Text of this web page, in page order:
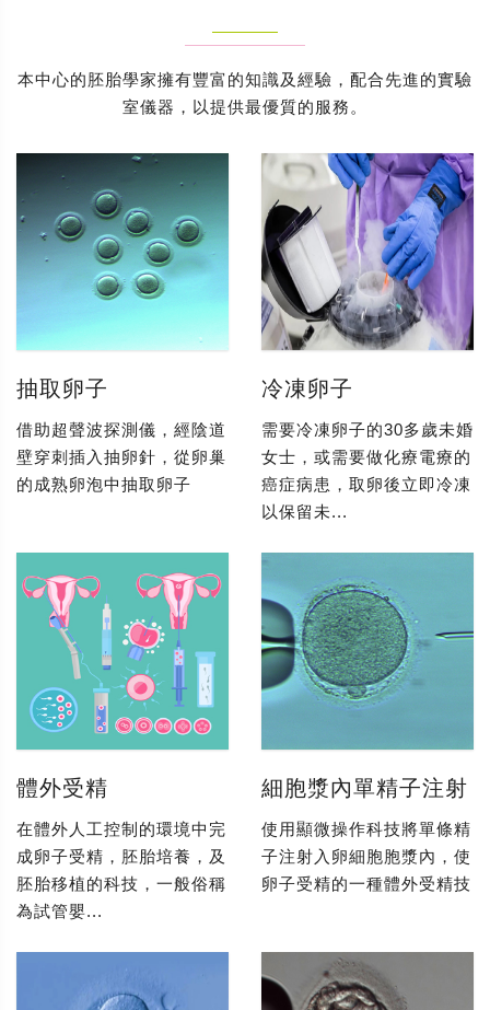
本中心的胚胎學家擁有豐富的知識及經驗，配合先進的實驗
室儀器，以提供最優質的服務。
抽取卵子
借助超聲波探測儀，經陰道
壁穿刺插入抽卵針，從卵巢
的成熟卵泡中抽取卵子
冷凍卵子
需要冷凍卵子的30多歲未婚
女士，或需要做化療電療的
癌症病患，取卵後立即冷凍
以保留未...
體外受精
在體外人工控制的環境中完
成卵子受精，胚胎培養，及
胚胎移植的科技，一般俗稱
為試管嬰...
細胞漿內單精子注射
使用顯微操作科技將單條精
子注射入卵細胞胞漿內，使
卵子受精的一種體外受精技